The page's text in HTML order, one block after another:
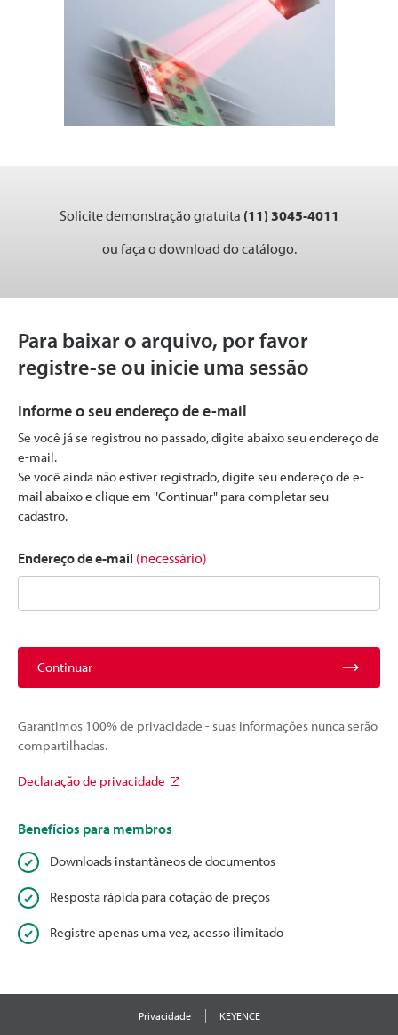
Solicite demonstração gratuita (11) 3045-4011
ou faça o download do catálogo.
Para baixar o arquivo, por favor
registre-se ou inicie uma sessão
Informe o seu endereço de e-mail
Se você já se registrou no passado, digite abaixo seu endereço de
e-mail.
Se você ainda não estiver registrado, digite seu endereço de e-
mail abaixo e clique em "Continuar" para completar seu
cadastro.
Endereço de e-mail (necessário)
Continuar
Garantimos 100% de privacidade - suas informações nunca serão
compartilhadas.
Declaração de privacidade
Benefícios para membros
Downloads instantâneos de documentos
Resposta rápida para cotação de preços
Registre apenas uma vez, acesso ilimitado
Privacidade
KEYENCE